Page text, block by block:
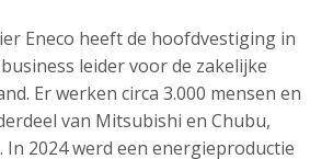
Eneco heeft de hoofdvestiging in
leider voor de zakelijke
Er werken circa 3.000 mensen en
van Mitsubishi en Chubu,
In 2024 werd een energieproductie